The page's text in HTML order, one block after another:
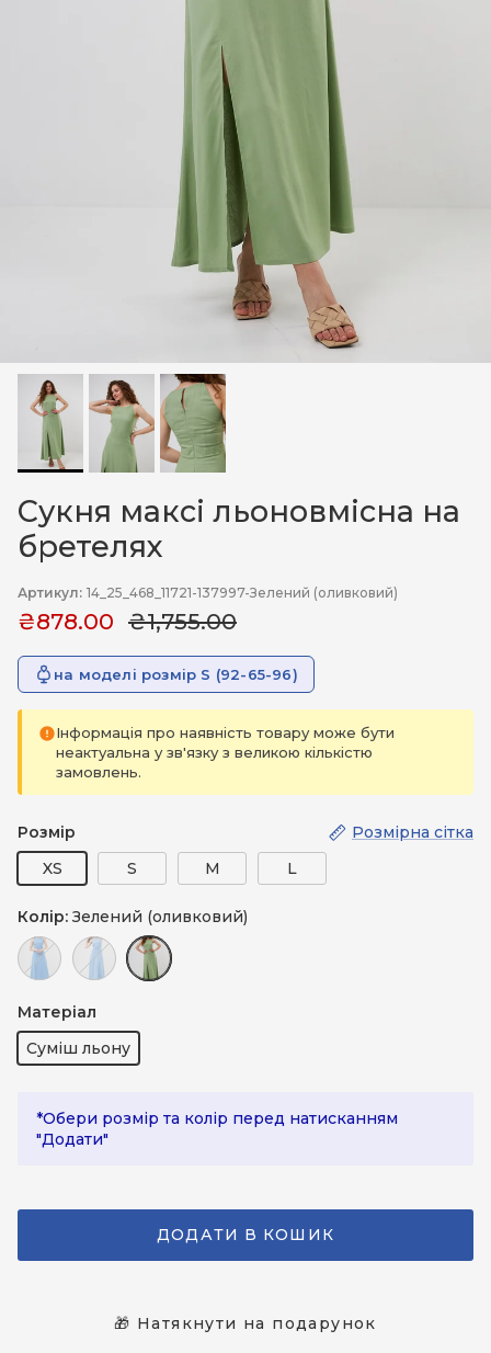
Сукня максі льоновмісна на
бретелях
Артикул: 14_25_468_11721-137997-Зелений (оливковий)
₴878.00 ₴1,755.00
на моделі розмір S (92-65-96)
Інформація про наявність товару може бути
неактуальна у зв'язку з великою кількістю
замовлень.
Розмір
Розмірна сітка
XS
S M L
Колір: Зелений (оливковий)
Матеріал
Суміш льону
*Обери розмір та колір перед натисканням
"Додати"
ДОДАТИ В КОШИК
🎁 Натякнути на подарунок